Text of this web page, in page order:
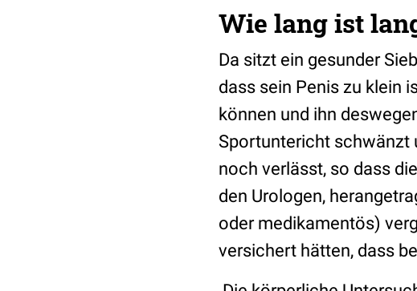
Wie lang ist
Da sitzt ein gesunder
dass sein Penis zu klein
können und ihn
Sportuntericht schwänzt
noch verlässt, so dass
den Urologen,
oder medikamentös)
versichert hätten, dass